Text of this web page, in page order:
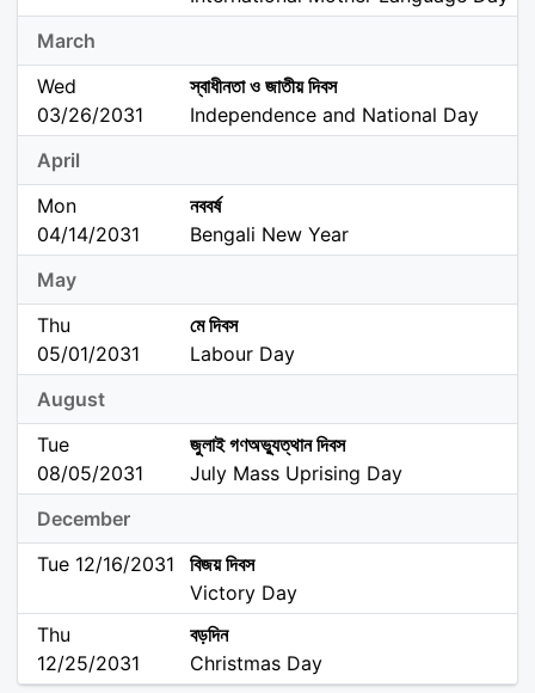
March
Wed
03/26/2031
স্বাধীনতা ও জাতীয় দিবস
Independence and National Day
April
Mon
04/14/2031
নববর্ষ
Bengali New Year
May
Thu
05/01/2031
মে দিবস
Labour Day
August
Tue
08/05/2031
জুলাই গণঅভ্যুত্থান দিবস
July Mass Uprising Day
December
Tue 12/16/2031
বিজয় দিবস
Victory Day
Thu
12/25/2031
বড়দিন
Christmas Day